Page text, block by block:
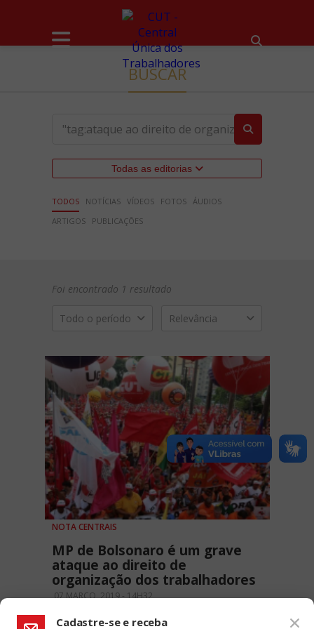
BUSCAR
Todas as editorias
TODOS NOTÍCIAS VÍDEOS FOTOS ÁUDIOS
ARTIGOS
PUBLICAÇÕES
Foi encontrado 1 resultado
Todo o período Relevância
NOTA CENTRAIS
MP de Bolsonaro é um grave
ataque ao direito de
organização dos trabalhadores
07 MARÇO, 2019 - 14H32
Cadastre-se e receba